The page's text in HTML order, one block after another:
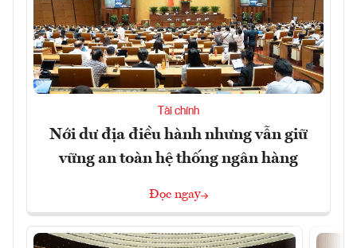
Tài chính
Nới dư địa điều hành nhưng vẫn giữ
vững an toàn hệ thống ngân hàng
Đọc ngay